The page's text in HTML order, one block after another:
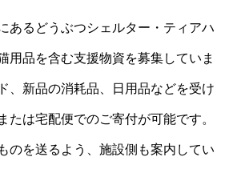
あるどうぶつシェルター・ティアハ
用品を含む支援物資を募集していま
、新品の消耗品、日用品などを受け
たは宅配便でのご寄付が可能です。
のを送るよう、施設側も案内してい